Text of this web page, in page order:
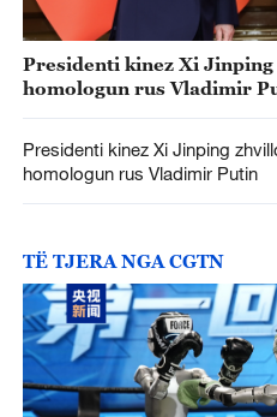
Presidenti kinez Xi
homologun rus Vladimir
Presidenti kinez Xi Jinping
homologun rus Vladimir Putin
TË TJERA NGA CGTN